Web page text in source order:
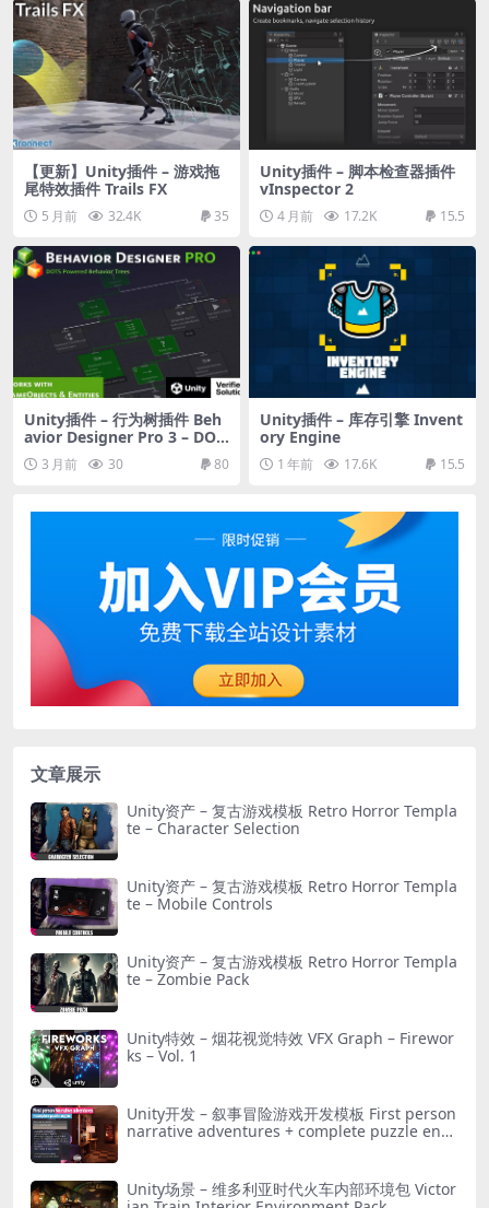
【更新】Unity插件 – 游戏拖
尾特效插件 Trails FX
5 月前 32.4K 35
Unity插件 – 脚本检查器插件
vInspector 2
4 月前 17.2K 15.5
Unity插件 – 行为树插件 Beh
avior Designer Pro 3 – DOT
S Powered Behavior Trees
3 月前 30 80
Unity插件 – 库存引擎 Invent
ory Engine
1 年前 17.6K 15.5
文章展示
Unity资产 – 复古游戏模板 Retro Horror Templa
te – Character Selection
Unity资产 – 复古游戏模板 Retro Horror Templa
te – Mobile Controls
Unity资产 – 复古游戏模板 Retro Horror Templa
te – Zombie Pack
Unity特效 – 烟花视觉特效 VFX Graph – Firewor
ks – Vol. 1
Unity开发 – 叙事冒险游戏开发模板 First person
narrative adventures + complete puzzle engi
Unity场景 – 维多利亚时代火车内部环境包 Victor